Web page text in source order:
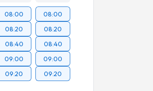
08:00
08:20
08:40
09:00
09:20
08:00
08:20
08:40
09:00
09:20